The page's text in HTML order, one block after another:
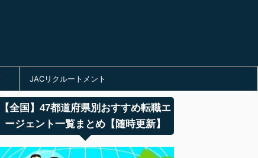
JACリクルートメント
【全国】47都道府県別おすすめ転職エ
ージェント一覧まとめ【随時更新】